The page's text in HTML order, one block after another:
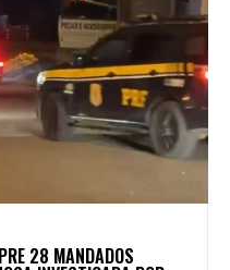
28 MANDADOS